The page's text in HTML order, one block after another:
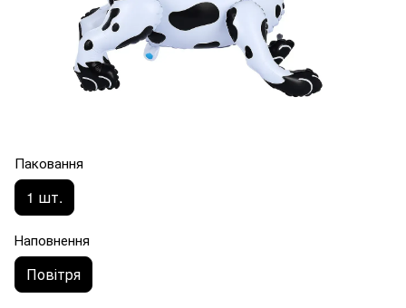
Паковання
1 шт.
Наповнення
Повітря